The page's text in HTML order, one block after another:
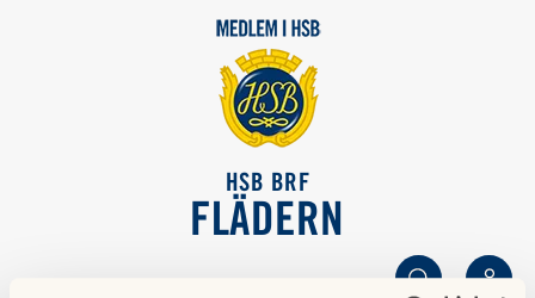
HSB BRF
FLÄDERN